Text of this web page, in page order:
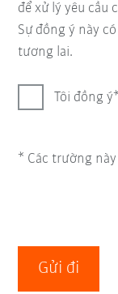
để xử lý yêu cầu
Sự đồng ý này
tương lai.
Tôi đồng ý
* Các trường
Gửi đi